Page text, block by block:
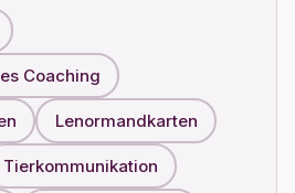
Coaching
Lenormandkarten
Tierkommunikation